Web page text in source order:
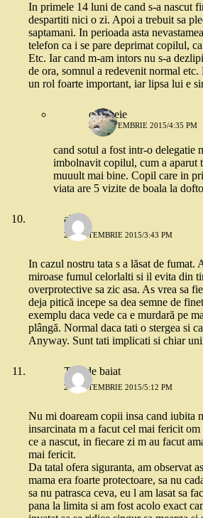
In primele 14 luni de cand s-a nascut
despartiti nici o zi. Apoi a trebuit sa
saptamani. In perioada asta
telefon ca i se pare deprimat copilul,
Etc. Iar cand m-am intors nu s-a
de ora, somnul a redevenit normal etc.
un rol foarte important, iar lipsa lui e
o femeie
30 SEPTEMBRIE 2015/4:35 PM
cand sotul a fost intr-o delegatie
imbolnavit copilul, cum a aparut
muuult mai bine. Copil care in
viata are 5 vizite de boala la
alina
21 SEPTEMBRIE 2015/3:43 PM
In cazul nostru tata s a lăsat de fumat.
miroase fumul celorlalti si il evita din
overprotective sa zic asa. As vrea sa
deja pitică incepe sa dea semne de
exemplu daca vede ca e murdară pe
plângă. Normal daca tati o stergea si
Anyway. Sunt tati implicati si chiar
Tata de baiat
21 SEPTEMBRIE 2015/5:12 PM
Nu mi doaream copii insa cand iubita
insarcinata m a facut cel mai fericit
ce a nascut, in fiecare zi m au facut
mai fericit.
Da tatal ofera siguranta, am observat
mama era foarte protectoare, sa nu
sa nu patrasca ceva, eu l am lasat sa
pana la limita si am fost acolo exact